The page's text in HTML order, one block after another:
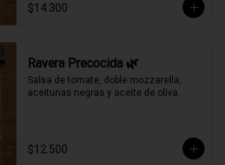
$14.300
Ravera Precocida 🌿
Salsa de tomate, doble mozzarella,
aceitunas negras y aceite de oliva.
$12.500